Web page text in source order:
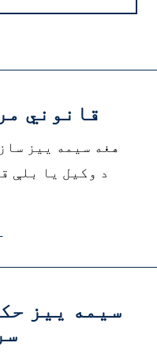
قانوني
هغه سیمه ییز
د وکیل یا بلې
سیمه ییز